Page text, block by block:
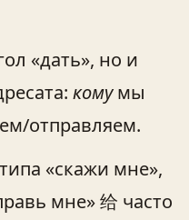
«дать», но и
комумы
отправляем.
«скажи мне»,
мне» 给 часто